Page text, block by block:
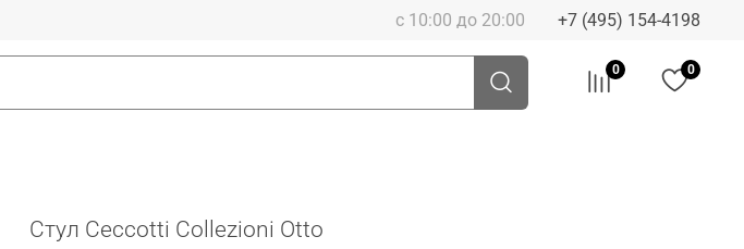
с 10:00 до 20:00 +7 (495) 154-4198
0 0
Стул Ceccotti Collezioni Otto